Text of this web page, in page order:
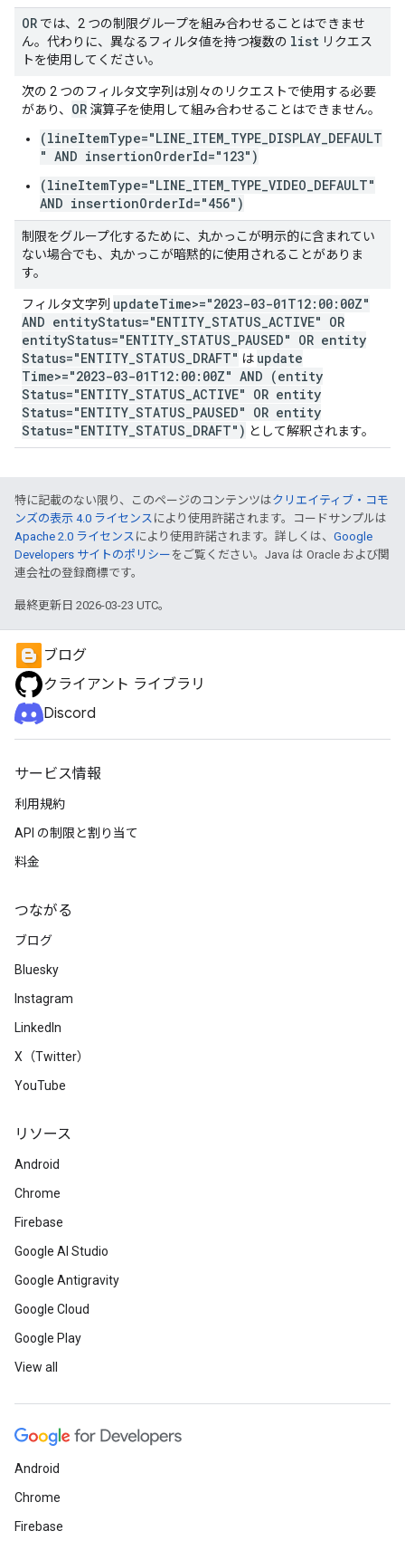
OR では、2 つの制限グループを組み合わせることはできませ
ん。代わりに、異なるフィルタ値を持つ複数の list リクエス
トを使用してください。
次の 2 つのフィルタ文字列は別々のリクエストで使用する必要
があり、 OR 演算子を使用して組み合わせることはできません。
(lineItemType="LINE_ITEM_TYPE_DISPLAY_DEFAULT
" AND insertionOrderId="123")
(lineItemType="LINE_ITEM_TYPE_VIDEO_DEFAULT"
AND insertionOrderId="456")
制限をグループ化するために、丸かっこが明示的に含まれてい
ない場合でも、丸かっこが暗黙的に使用されることがありま
す。
フィルタ文字列 updateTime>="2023-03-01T12:00:00Z"
AND entityStatus="ENTITY STATUS ACTIVE" OR
entityStatus="ENTITY STATUS PAUSED" OR entity
Status="ENTITY STATUS DRAFT" は update
Time>="2023-03-01T12:00:00Z" AND (entity
Status="ENTITY STATUS ACTIVE" OR entity
Status="ENTITY STATUS PAUSED" OR entity
Status="ENTITY STATUS DRAFT") として解釈されます。
特に記載のない限り、このページのコンテンツはクリエイティブ・コモ
ンズの表示 4.0 ライセンス により使用許諾されます。コードサンプルは
Apache 2.0 ライセンス により使用許諾されます。詳しくは、 Google
Developers サイトのポリシー をご覧ください。Java は Oracle および関
連会社の登録商標です。
最終更新日 2026-03-23 UTC。
ブログ
クライアント ライブラリ
Discord
サービス情報
利用規約
API の制限と割り当て
料金
つながる
ブログ
Bluesky
Instagram
LinkedIn
X（Twitter）
YouTube
リソース
Android
Chrome
Firebase
Google AI Studio
Google Antigravity
Google Cloud
Google Play
View all
Android
Chrome
Firebase